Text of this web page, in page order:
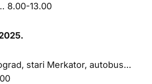
8.00-13.00
stari Merkator, autobus…